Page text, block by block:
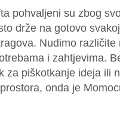
pohvaljeni su zbog
drže na gotovo
Nudimo
i zahtjevima.
za piškotkanje ideja ili
onda je